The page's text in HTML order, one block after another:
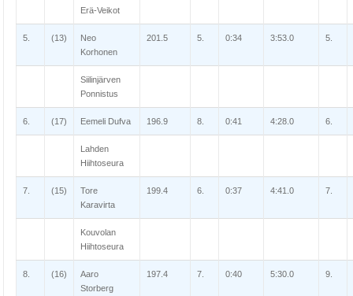
Erä-Veikot
5. (13)
Neo
Korhonen
201.5 5. 0:34 3:53.0 5.
Siilinjärven
Ponnistus
6. (17) Eemeli Dufva 196.9 8. 0:41 4:28.0 6.
Lahden
Hiihtoseura
7. (15)
Tore
Karavirta
199.4 6. 0:37 4:41.0 7.
Kouvolan
Hiihtoseura
8. (16)
Aaro
Storberg
197.4 7. 0:40 5:30.0 9.